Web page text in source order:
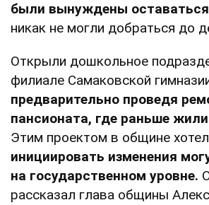
были вынуждены
никак не могли добраться до
Открыли дошкольное
филиале Самаковской
предварительно проведя
пансионата, где раньше
Этим проектом в общине
инициировать изменения
на государственном уровне.
рассказал глава общины